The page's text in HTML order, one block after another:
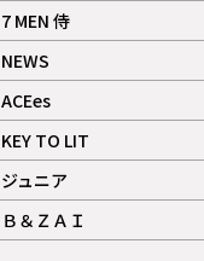
記事
7 MEN 侍
記事
NEWS
記事
ACEes
記事
KEY TO LIT
記事
ジュニア
記事
Ｂ＆ＺＡＩ
記事